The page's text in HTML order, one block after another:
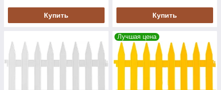
Купить Купить
Лучшая цена